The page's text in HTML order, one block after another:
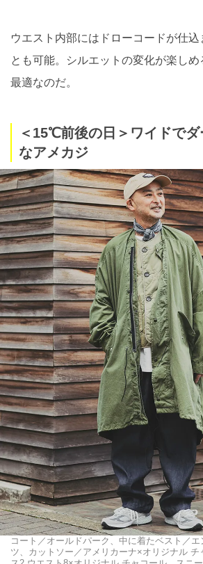
ウエスト内部にはドローコードが仕込
とも可能。シルエットの変化が楽し
最適なのだ。
＜15℃前後の日＞ワイドで
なアメカジ
コート／オールドパーク、中に着たベスト／
ツ、カットソー／アメリカーナ×オリジナル チ